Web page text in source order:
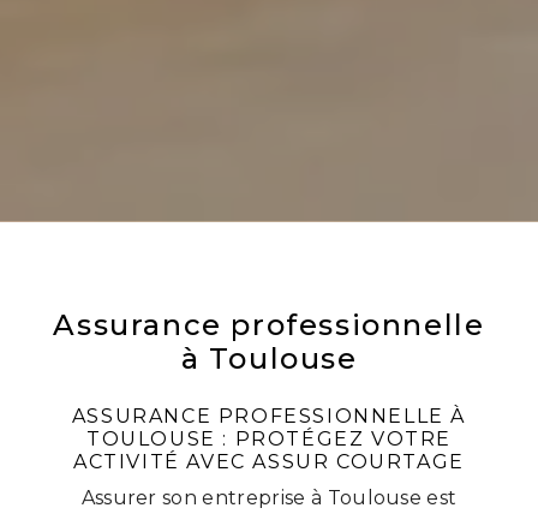
Assurance professionnelle
à Toulouse
ASSURANCE PROFESSIONNELLE À
TOULOUSE : PROTÉGEZ VOTRE
ACTIVITÉ AVEC ASSUR COURTAGE
Assurer son entreprise à Toulouse est